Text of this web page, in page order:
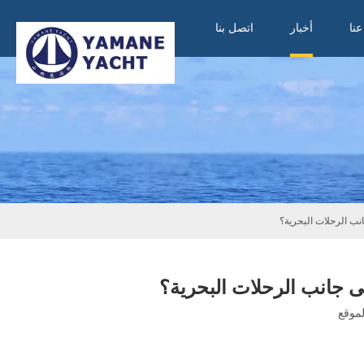
اتصل بنا أخبار
الرحلات البحرية؟
جانب الرحلات البحرية؟